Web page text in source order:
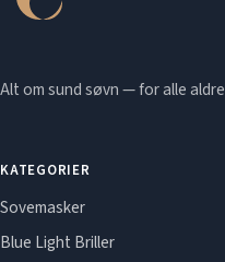
Alt om sund søvn — for alle aldre
KATEGORIER
Sovemasker
Blue Light Briller